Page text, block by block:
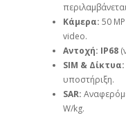
Κάμερα: 50
video.
Αντοχή: IP68
SIM & Δίκτυα:
υποστήριξη.
SAR:
W/kg.